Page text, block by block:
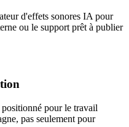
d'effets sonores IA pour
ou le support prêt à publier
pour le travail
pas seulement pour